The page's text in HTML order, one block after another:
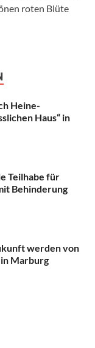
roten Blüte
Heine-
Haus“ in
Teilhabe für
Behinderung
werden von
Marburg